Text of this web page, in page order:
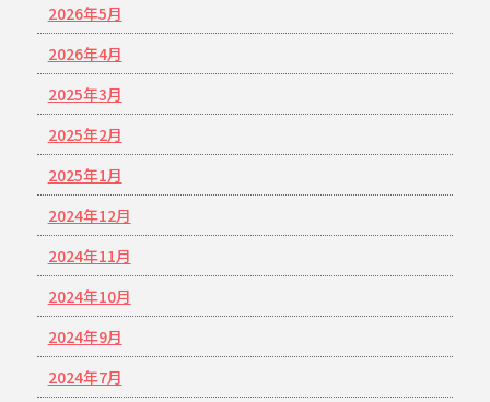
2026年5月
2026年4月
2025年3月
2025年2月
2025年1月
2024年12月
2024年11月
2024年10月
2024年9月
2024年7月